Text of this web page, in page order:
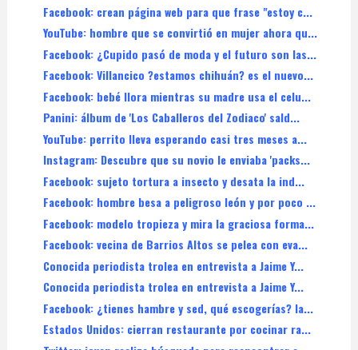
Facebook: crean página web para que frase "estoy c...
YouTube: hombre que se convirtió en mujer ahora qu...
Facebook: ¿Cupido pasó de moda y el futuro son las...
Facebook: Villancico ?estamos chihuán? es el nuevo...
Facebook: bebé llora mientras su madre usa el celu...
Panini: álbum de 'Los Caballeros del Zodiaco' sald...
YouTube: perrito lleva esperando casi tres meses a...
Instagram: Descubre que su novio le enviaba 'packs...
Facebook: sujeto tortura a insecto y desata la ind...
Facebook: hombre besa a peligroso león y por poco ...
Facebook: modelo tropieza y mira la graciosa forma...
Facebook: vecina de Barrios Altos se pelea con eva...
Conocida periodista trolea en entrevista a Jaime Y...
Conocida periodista trolea en entrevista a Jaime Y...
Facebook: ¿tienes hambre y sed, qué escogerías? la...
Estados Unidos: cierran restaurante por cocinar ra...